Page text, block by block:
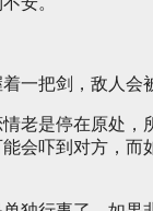
一把剑，敌人会
老是停在原处
会吓到对方，